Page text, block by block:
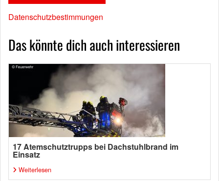
Datenschutzbestimmungen
Das könnte dich auch interessieren
17 Atemschutztrupps bei Dachstuhlbrand im
Einsatz
Weiterlesen